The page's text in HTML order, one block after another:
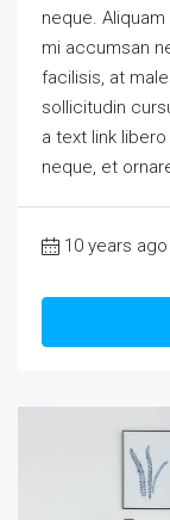
neque.
mi accumsan
facilisis, at
sollicitudin
a text link
neque, et
10 years ago